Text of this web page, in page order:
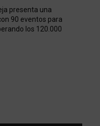
presenta una
90 eventos para
los 120.000